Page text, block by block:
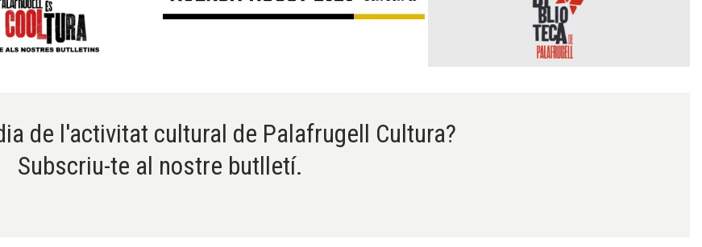
de l'activitat cultural de Palafrugell Cultura?
Subscriu-te al nostre butlletí.